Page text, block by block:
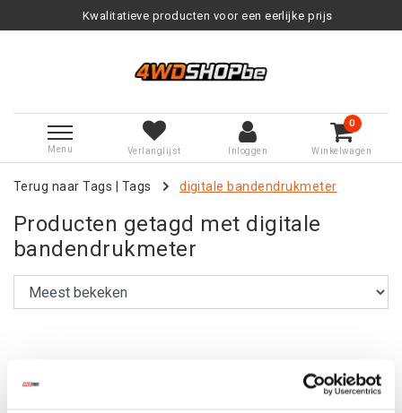
Kwalitatieve producten voor een eerlijke prijs
Menu Verlanglijst Inloggen
0
Winkelwagen
Terug naar Tags Tags digitale bandendrukmeter
Producten getagd met digitale
bandendrukmeter